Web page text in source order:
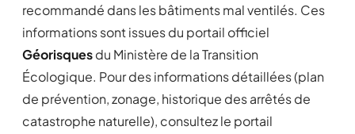
recommandé dans les bâtiments mal ventilés. Ces
informations sont issues du portail officiel
Géorisquesdu Ministère de la Transition
Écologique. Pour des informations détaillées (plan
de prévention, zonage, historique des arrêtés de
catastrophe naturelle), consultez le portail